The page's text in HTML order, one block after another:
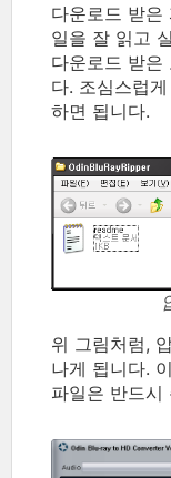
다운로드 받
일을 잘 읽고
다운로드 받은
다. 조심스럽
하면 됩니다.
위 그림처럼,
나게 됩니다.
파일은 반드시